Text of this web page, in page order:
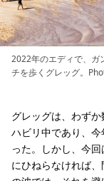
2022年のエディで、ガ
チを歩くグレッグ。
グレッグは、わず
ハビリ中であり、
った。しかし、今
にひねらなければ